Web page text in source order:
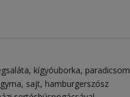
kígyóuborka paradicsom
sajt hamburgerszósz